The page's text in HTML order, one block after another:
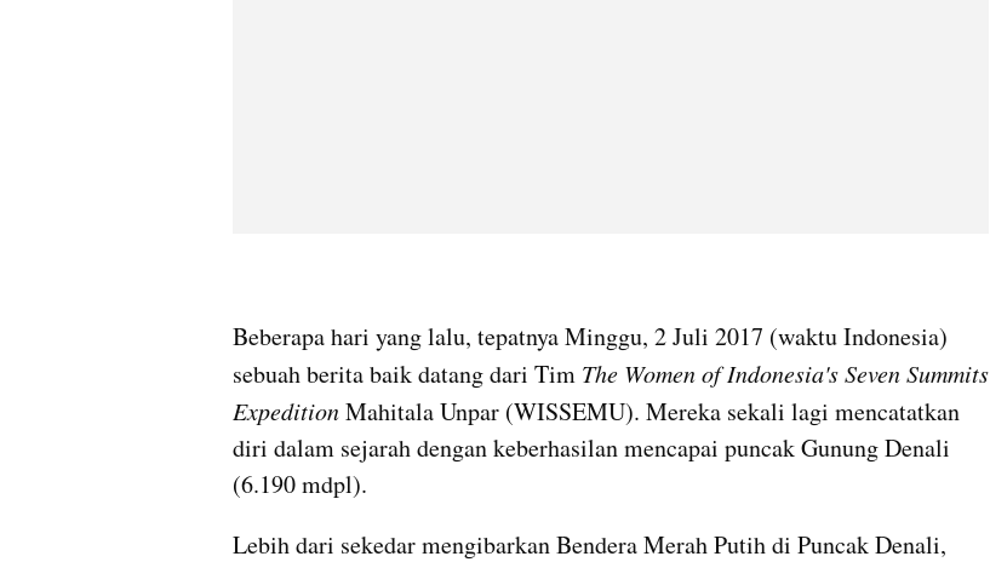
Beberapa hari yang lalu, tepatnya Minggu, 2 Juli 2017 (waktu Indonesia)
sebuah berita baik datang dari Tim The Women of Indonesia's Seven Summits
Expedition Mahitala Unpar (WISSEMU). Mereka sekali lagi mencatatkan
diri dalam sejarah dengan keberhasilan mencapai puncak Gunung Denali
(6.190 mdpl).
Lebih dari sekedar mengibarkan Bendera Merah Putih di Puncak Denali,